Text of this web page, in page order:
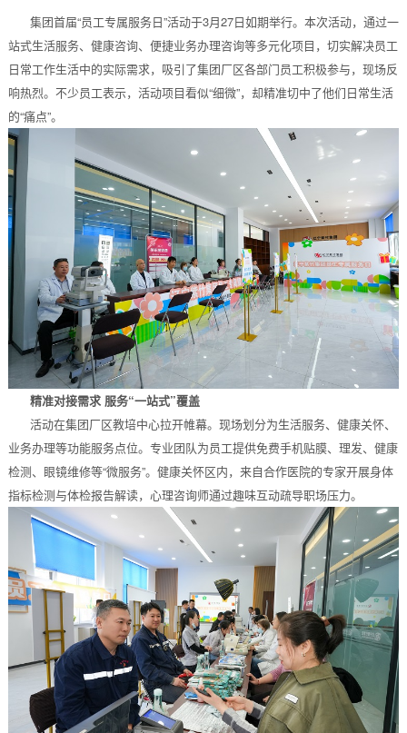
紫竹物资
集团首届“员工专属服务日”活动于3月27日如期举行。本次活动，通过一
站式生活服务、健康咨询、便捷业务办理咨询等多元化项目，切实解决员工
日常工作生活中的实际需求，吸引了集团厂区各部门员工积极参与，现场反
响热烈。不少员工表示，活动项目看似“细微”，却精准切中了他们日常生活
的“痛点”。
精准对接需求 服务“一站式”覆盖
活动在集团厂区教培中心拉开帷幕。现场划分为生活服务、健康关怀、
业务办理等功能服务点位。专业团队为员工提供免费手机贴膜、理发、健康
检测、眼镜维修等“微服务”。健康关怀区内，来自合作医院的专家开展身体
指标检测与体检报告解读，心理咨询师通过趣味互动疏导职场压力。